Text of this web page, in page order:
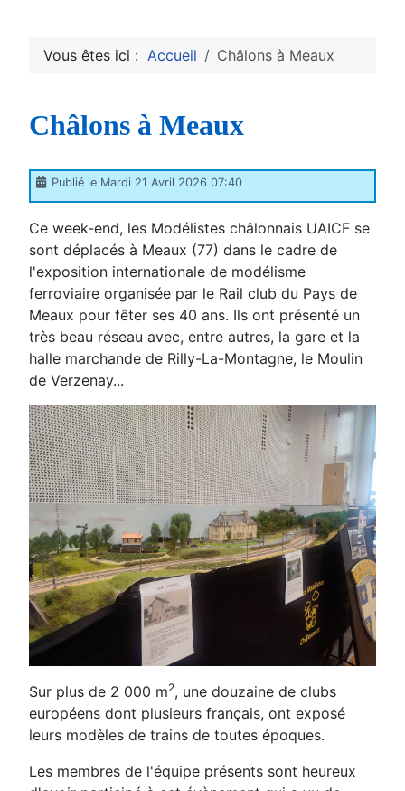
Vous êtes ici : Accueil Châlons à Meaux
Châlons à Meaux
Publié le Mardi 21 Avril 2026 07:40
Ce week-end, les Modélistes châlonnais UAICF se
sont déplacés à Meaux (77) dans le cadre de
l'exposition internationale de modélisme
ferroviaire organisée par le Rail club du Pays de
Meaux pour fêter ses 40 ans. Ils ont présenté un
très beau réseau avec, entre autres, la gare et la
halle marchande de Rilly-La-Montagne, le Moulin
de Verzenay...
Sur plus de 2 000 m2, une douzaine de clubs
européens dont plusieurs français, ont exposé
leurs modèles de trains de toutes époques.
Les membres de l'équipe présents sont heureux